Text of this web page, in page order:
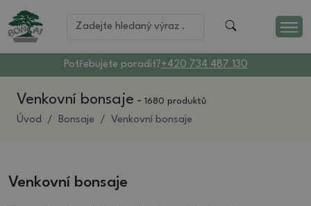
Potřebujete poradit?+420 734 487 130
Venkovní bonsaje - 1680 produktů
Úvod Bonsaje Venkovní bonsaje
Venkovní bonsaje